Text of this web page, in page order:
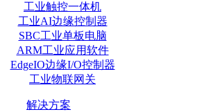
工业触控一体机
工业AI边缘控制器
SBC工业单板电脑
ARM工业应用软件
EdgeIO边缘I/O控制器
工业物联网关
解决方案